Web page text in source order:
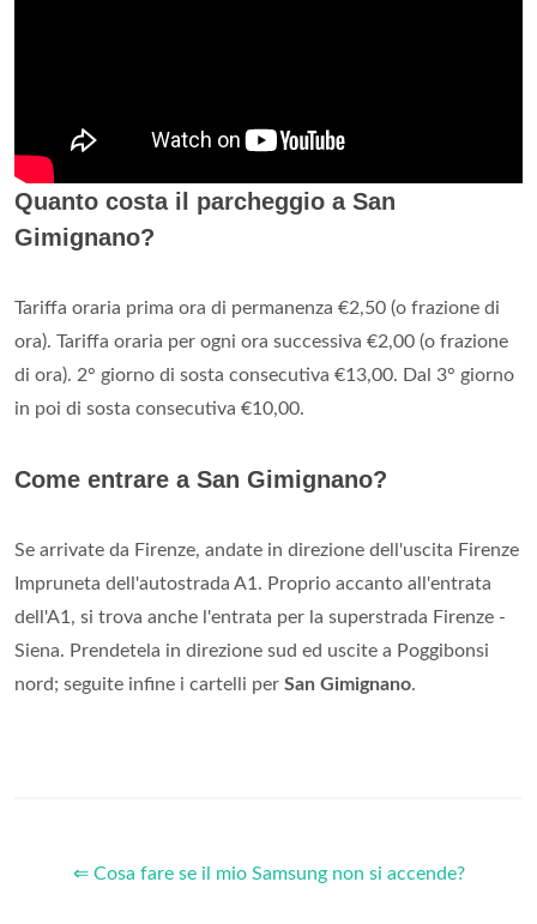
Quanto costa il parcheggio a San
Gimignano?
Tariffa oraria prima ora di permanenza €2,50 (o frazione di
ora). Tariffa oraria per ogni ora successiva €2,00 (o frazione
di ora). 2° giorno di sosta consecutiva €13,00. Dal 3° giorno
in poi di sosta consecutiva €10,00.
Come entrare a San Gimignano?
Se arrivate da Firenze, andate in direzione dell'uscita Firenze
Impruneta dell'autostrada A1. Proprio accanto all'entrata
dell'A1, si trova anche l'entrata per la superstrada Firenze -
Siena. Prendetela in direzione sud ed uscite a Poggibonsi
nord; seguite infine i cartelli per San Gimignano.
⇐ Cosa fare se il mio Samsung non si accende?